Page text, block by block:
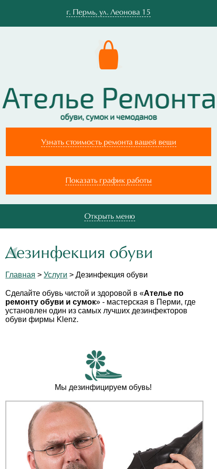
г. Пермь, ул. Леонова 15
Узнать стоимость ремонта вашей вещи
Показать график работы
Открыть меню
Дезинфекция обуви
Главная >Услуги > Дезинфекция обуви
Сделайте обувь чистой и здоровой в «Ателье по
ремонту обуви и сумок» - мастерская в Перми, где
установлен один из самых лучших дезинфекторов
обуви фирмы Klenz.
Мы дезинфицируем обувь!